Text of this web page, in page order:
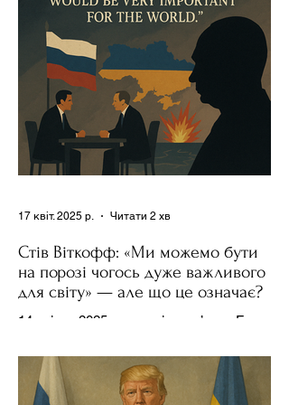
Стів Віткофф: «Ми можемо бути
на порозі чогось дуже важливого
для світу» — але що це означає?
14 квітня 2025 року , в інтерв’ю на Fox
Трампа та бізнесмен Стів Віткофф
поділився враженнями після...
17 квіт. 2025 р. Читати 2 хв